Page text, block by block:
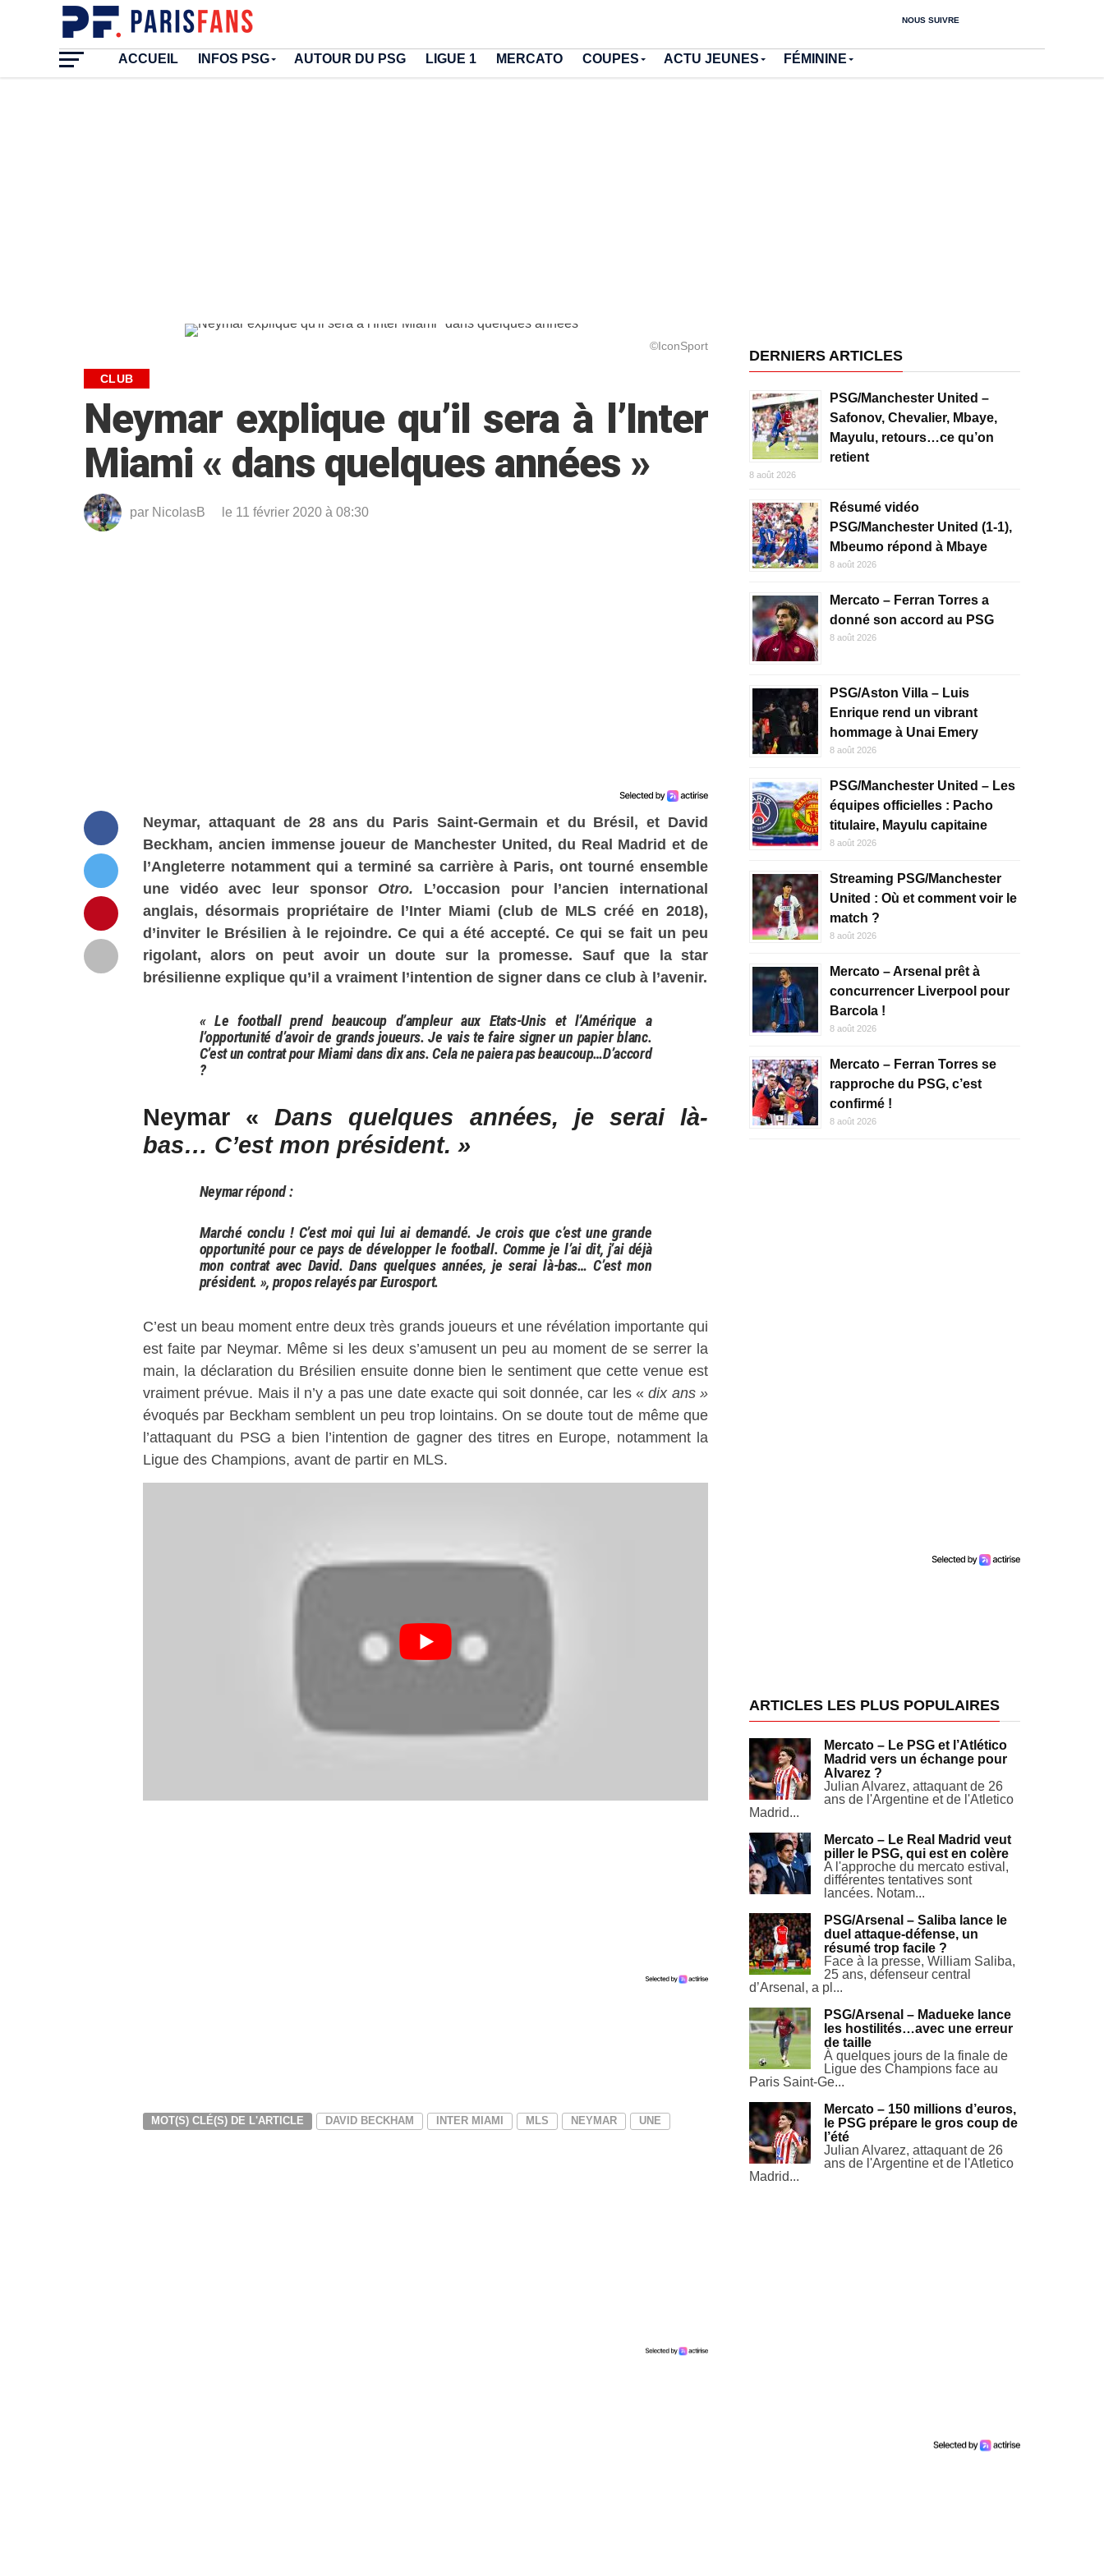
NOUS SUIVRE
ACCUEIL INFOS PSG AUTOUR DU PSG LIGUE 1 MERCATO COUPES ACTU JEUNES FÉMININE
©IconSport
CLUB
Neymar explique qu’il sera à l’Inter
Miami « dans quelques années »
par NicolasB le 11 février 2020 à 08:30
Neymar, attaquant de 28 ans du Paris Saint-Germain et du Brésil, et David
Beckham, ancien immense joueur de Manchester United, du Real Madrid et de
l’Angleterre notamment qui a terminé sa carrière à Paris, ont tourné ensemble
une vidéo avec leur sponsor Otro. L’occasion pour l’ancien international
anglais, désormais propriétaire de l’Inter Miami (club de MLS créé en 2018),
d’inviter le Brésilien à le rejoindre. Ce qui a été accepté. Ce qui se fait un peu
rigolant, alors on peut avoir un doute sur la promesse. Sauf que la star
brésilienne explique qu’il a vraiment l’intention de signer dans ce club à l’avenir.
« Le football prend beaucoup d’ampleur aux Etats-Unis et l’Amérique a
l’opportunité d’avoir de grands joueurs. Je vais te faire signer un papier blanc.
C’est un contrat pour Miami dans dix ans. Cela ne paiera pas beaucoup…D’accord
?
Neymar «Dans quelques années, je serai là-
bas… C’est mon président. »
Neymar répond :
Marché conclu ! C’est moi qui lui ai demandé. Je crois que c’est une grande
opportunité pour ce pays de développer le football. Comme je l’ai dit, j’ai déjà
mon contrat avec David. Dans quelques années, je serai là-bas… C’est mon
président. », propos relayés par Eurosport.
C’est un beau moment entre deux très grands joueurs et une révélation importante qui
est faite par Neymar. Même si les deux s’amusent un peu au moment de se serrer la
main, la déclaration du Brésilien ensuite donne bien le sentiment que cette venue est
vraiment prévue. Mais il n’y a pas une date exacte qui soit donnée, car les «dix ans »
évoqués par Beckham semblent un peu trop lointains. On se doute tout de même que
l’attaquant du PSG a bien l’intention de gagner des titres en Europe, notamment la
Ligue des Champions, avant de partir en MLS.
MOT(S) CLÉ(S) DE L'ARTICLE DAVID BECKHAM INTER MIAMI MLS NEYMAR UNE
DERNIERS ARTICLES
PSG/Manchester United –
Safonov, Chevalier, Mbaye,
Mayulu, retours…ce qu’on
retient
8 août 2026
Résumé vidéo
PSG/Manchester United (1-1),
Mbeumo répond à Mbaye
8 août 2026
Mercato – Ferran Torres a
donné son accord au PSG
8 août 2026
PSG/Aston Villa – Luis
Enrique rend un vibrant
hommage à Unai Emery
8 août 2026
PSG/Manchester United – Les
équipes officielles : Pacho
titulaire, Mayulu capitaine
8 août 2026
Streaming PSG/Manchester
United : Où et comment voir le
match ?
8 août 2026
Mercato – Arsenal prêt à
concurrencer Liverpool pour
Barcola !
8 août 2026
Mercato – Ferran Torres se
rapproche du PSG, c’est
confirmé !
8 août 2026
ARTICLES LES PLUS POPULAIRES
Mercato – Le PSG et l’Atlético
Madrid vers un échange pour
Alvarez ?
Julian Alvarez, attaquant de 26
ans de l'Argentine et de l'Atletico
Madrid...
Mercato – Le Real Madrid veut
piller le PSG, qui est en colère
A l'approche du mercato estival,
différentes tentatives sont
lancées. Notam...
PSG/Arsenal – Saliba lance le
duel attaque-défense, un
résumé trop facile ?
Face à la presse, William Saliba,
25 ans, défenseur central
d’Arsenal, a pl...
PSG/Arsenal – Madueke lance
les hostilités…avec une erreur
de taille
À quelques jours de la finale de
Ligue des Champions face au
Paris Saint-Ge...
Mercato – 150 millions d’euros,
le PSG prépare le gros coup de
l’été
Julian Alvarez, attaquant de 26
ans de l'Argentine et de l'Atletico
Madrid...